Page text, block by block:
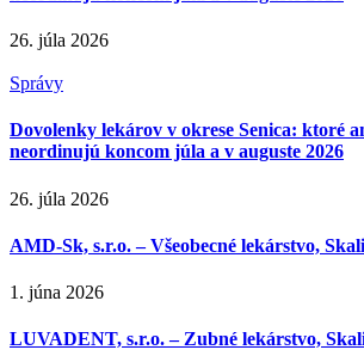
26. júla 2026
Správy
Dovolenky lekárov v okrese Senica: ktoré
neordinujú koncom júla a v auguste 2026
26. júla 2026
AMD-Sk, s.r.o. – Všeobecné lekárstvo,
1. júna 2026
LUVADENT, s.r.o. – Zubné lekárstvo,